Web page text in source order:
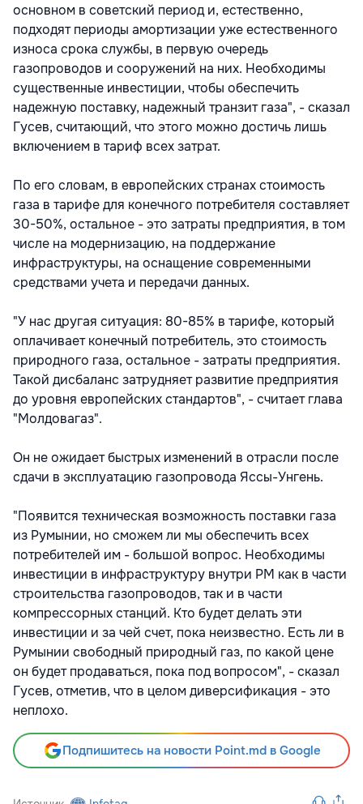
основном в советский период и, естественно,
подходят периоды амортизации уже естественного
износа срока службы, в первую очередь
газопроводов и сооружений на них. Необходимы
существенные инвестиции, чтобы обеспечить
надежную поставку, надежный транзит газа", - сказал
Гусев, считающий, что этого можно достичь лишь
включением в тариф всех затрат.
По его словам, в европейских странах стоимость
газа в тарифе для конечного потребителя составляет
30-50%, остальное - это затраты предприятия, в том
числе на модернизацию, на поддержание
инфраструктуры, на оснащение современными
средствами учета и передачи данных.
"У нас другая ситуация: 80-85% в тарифе, который
оплачивает конечный потребитель, это стоимость
природного газа, остальное - затраты предприятия.
Такой дисбаланс затрудняет развитие предприятия
до уровня европейских стандартов", - считает глава
"Молдовагаз".
Он не ожидает быстрых изменений в отрасли после
сдачи в эксплуатацию газопровода Яссы-Унгень.
"Появится техническая возможность поставки газа
из Румынии, но сможем ли мы обеспечить всех
потребителей им - большой вопрос. Необходимы
инвестиции в инфраструктуру внутри РМ как в части
строительства газопроводов, так и в части
компрессорных станций. Кто будет делать эти
инвестиции и за чей счет, пока неизвестно. Есть ли в
Румынии свободный природный газ, по какой цене
он будет продаваться, пока под вопросом", - сказал
Гусев, отметив, что в целом диверсификация - это
неплохо.
Подпишитесь на новости Point.md в Google